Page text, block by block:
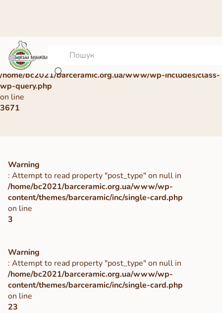
Warning
: Undefined array key 0 in
/home/bc2021/barceramic.org.ua/www/wp-includes/class-
wp-query.php
on line
3671
Warning
: Attempt to read property "post_type" on null in
/home/bc2021/barceramic.org.ua/www/wp-
content/themes/barceramic/inc/single-card.php
on line
3
Warning
: Attempt to read property "post_type" on null in
/home/bc2021/barceramic.org.ua/www/wp-
content/themes/barceramic/inc/single-card.php
on line
23